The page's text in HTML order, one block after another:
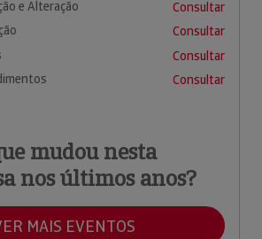
e Alteração
Consultar
Consultar
Consultar
Consultar
mudou nesta
nos últimos anos?
MAIS EVENTOS